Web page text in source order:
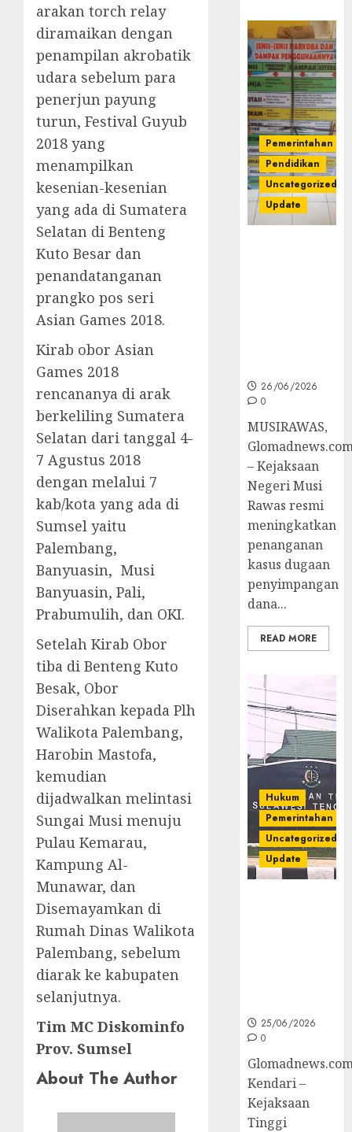
arakan torch relay
diramaikan dengan
penampilan akrobatik
udara sebelum para
penerjun payung
turun, Festival Guyub
2018 yang
menampilkan
kesenian-kesenian
yang ada di Sumatera
Selatan di Benteng
Kuto Besar dan
penandatanganan
prangko pos seri
Asian Games 2018.
Kirab obor Asian
Games 2018
rencananya di arak
berkeliling Sumatera
Selatan dari tanggal 4-
7 Agustus 2018
dengan melalui 7
kab/kota yang ada di
Sumsel yaitu
Palembang,
Banyuasin, Musi
Banyuasin, Pali,
Prabumulih, dan OKI.
Setelah Kirab Obor
tiba di Benteng Kuto
Besak, Obor
Diserahkan kepada Plh
Walikota Palembang,
Harobin Mastofa,
kemudian
dijadwalkan melintasi
Sungai Musi menuju
Pulau Kemarau,
Kampung Al-
Munawar, dan
Disemayamkan di
Rumah Dinas Walikota
Palembang, sebelum
diarak ke kabupaten
selanjutnya.
Tim MC Diskominfo
Prov. Sumsel
About The Author
Pemerintahan
Pendidikan
Uncategorized
Update
26/06/2026
0
MUSIRAWAS,
– Kejaksaan
Negeri Musi
Rawas resmi
meningkatkan
penanganan
kasus dugaan
penyimpangan
dana...
READ MORE
Hukum
Pemerintahan
Uncategorized
Update
25/06/2026
0
Kendari –
Kejaksaan
Tinggi